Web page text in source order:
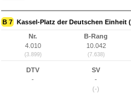
B 7 Kassel-Platz der Deutschen Einheit
Nr.
4.010
(3.899)
B-Rang
10.042
(7.638)
DTV
-
SV
-
(-)